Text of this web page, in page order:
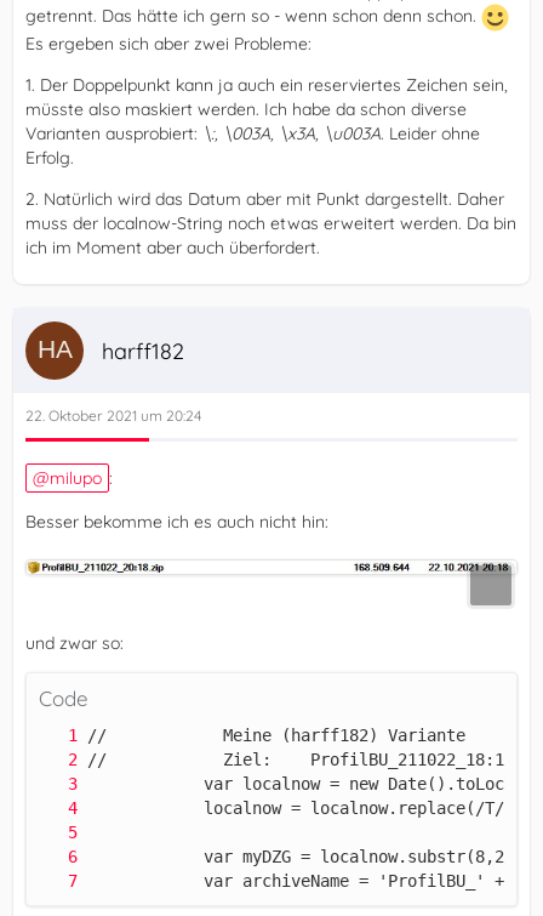
getrennt. Das hätte ich gern so - wenn schon denn schon.
Es ergeben sich aber zwei Probleme:
1. Der Doppelpunkt kann ja auch ein reserviertes Zeichen sein,
müsste also maskiert werden. Ich habe da schon diverse
Varianten ausprobiert: \:, \003A, \x3A, \u003A. Leider ohne
Erfolg.
2. Natürlich wird das Datum aber mit Punkt dargestellt. Daher
muss der localnow-String noch etwas erweitert werden. Da bin
ich im Moment aber auch überfordert.
harff182
22. Oktober 2021 um 20:24
milupo :
Besser bekomme ich es auch nicht hin:
und zwar so:
Code
var archiveName = 'ProfilBU_' +